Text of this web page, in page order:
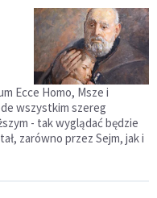
Ecce Homo, Msze i
wszystkim szereg
- tak wyglądać będzie
zarówno przez Sejm, jak i